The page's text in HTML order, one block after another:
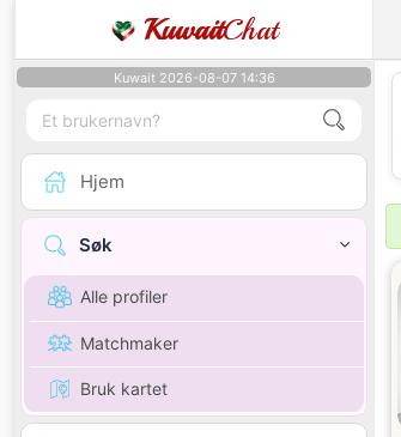
KuwaitChat
Kuwait 2026-08-07 14:36
Hjem
Søk
Alle profiler
Matchmaker
Bruk kartet